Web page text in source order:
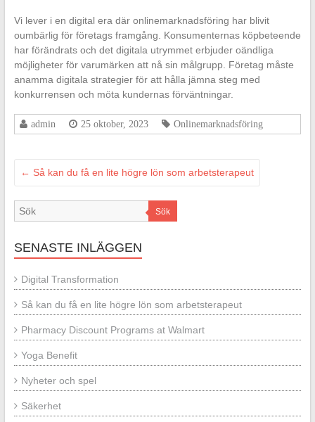
Vi lever i en digital era där onlinemarknadsföring har blivit
oumbärlig för företags framgång. Konsumenternas köpbeteende
har förändrats och det digitala utrymmet erbjuder oändliga
möjligheter för varumärken att nå sin målgrupp. Företag måste
anamma digitala strategier för att hålla jämna steg med
konkurrensen och möta kundernas förväntningar.
admin 25 oktober, 2023 Onlinemarknadsföring
← Så kan du få en lite högre lön som arbetsterapeut
Sök
SENASTE INLÄGGEN
Digital Transformation
Så kan du få en lite högre lön som arbetsterapeut
Pharmacy Discount Programs at Walmart
Yoga Benefit
Nyheter och spel
Säkerhet